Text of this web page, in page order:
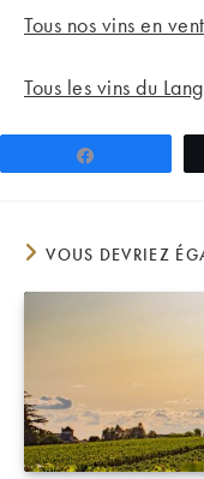
Tous nos vins en
Tous les vins du
VOUS DEVRIEZ